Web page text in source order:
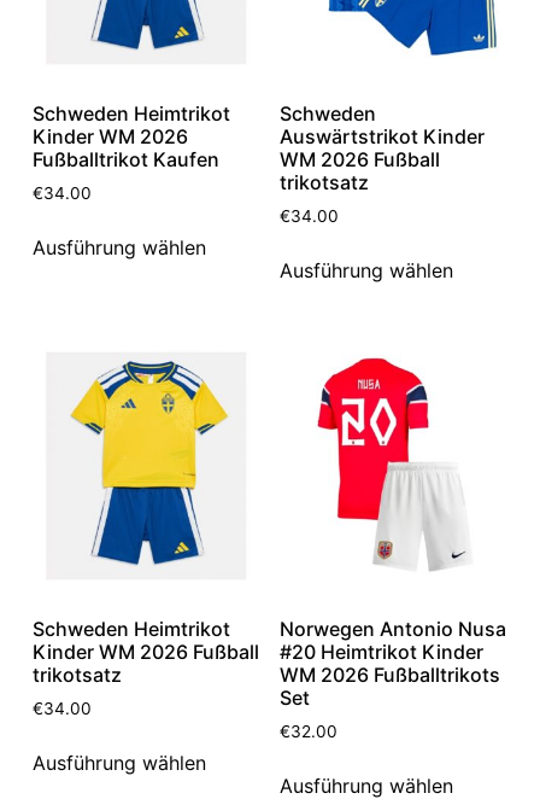
Schweden Heimtrikot
Kinder WM 2026
Fußballtrikot Kaufen
€34.00
Ausführung wählen
Schweden
Auswärtstrikot Kinder
WM 2026 Fußball
trikotsatz
€34.00
Ausführung wählen
Schweden Heimtrikot
Kinder WM 2026 Fußball
trikotsatz
€34.00
Ausführung wählen
Norwegen Antonio Nusa
#20 Heimtrikot Kinder
WM 2026 Fußballtrikots
Set
€32.00
Ausführung wählen